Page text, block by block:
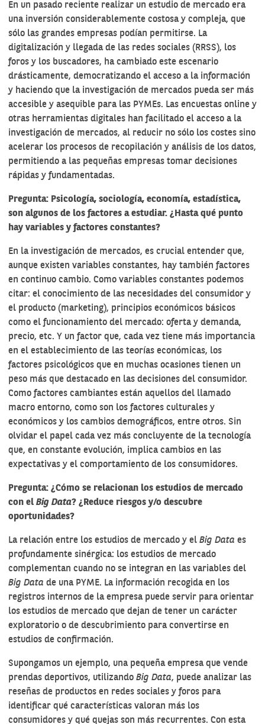
En un pasado reciente realizar un estudio de mercado era
una inversión considerablemente costosa y compleja, que
sólo las grandes empresas podían permitirse. La
digitalización y llegada de las redes sociales (RRSS), los
foros y los buscadores, ha cambiado este escenario
drásticamente, democratizando el acceso a la información
y haciendo que la investigación de mercados pueda ser más
accesible y asequible para las PYMEs. Las encuestas online y
otras herramientas digitales han facilitado el acceso a la
investigación de mercados, al reducir no sólo los costes sino
acelerar los procesos de recopilación y análisis de los datos,
permitiendo a las pequeñas empresas tomar decisiones
rápidas y fundamentadas.
Pregunta: Psicología, sociología, economía, estadística,
son algunos de los factores a estudiar. ¿Hasta qué punto
hay variables y factores constantes?
En la investigación de mercados, es crucial entender que,
aunque existen variables constantes, hay también factores
en continuo cambio. Como variables constantes podemos
citar: el conocimiento de las necesidades del consumidor y
el producto (marketing), principios económicos básicos
como el funcionamiento del mercado: oferta y demanda,
precio, etc. Y un factor que, cada vez tiene más importancia
en el establecimiento de las teorías económicas, los
factores psicológicos que en muchas ocasiones tienen un
peso más que destacado en las decisiones del consumidor.
Como factores cambiantes están aquellos del llamado
macro entorno, como son los factores culturales y
económicos y los cambios demográficos, entre otros. Sin
olvidar el papel cada vez más concluyente de la tecnología
que, en constante evolución, implica cambios en las
expectativas y el comportamiento de los consumidores.
Pregunta: ¿Cómo se relacionan los estudios de mercado
con el Big Data? ¿Reduce riesgos y/o descubre
oportunidades?
La relación entre los estudios de mercado y el Big Data es
profundamente sinérgica: los estudios de mercado
complementan cuando no se integran en las variables del
Big Data de una PYME. La información recogida en los
registros internos de la empresa puede servir para orientar
los estudios de mercado que dejan de tener un carácter
exploratorio o de descubrimiento para convertirse en
estudios de confirmación.
Supongamos un ejemplo, una pequeña empresa que vende
prendas deportivos, utilizando Big Data, puede analizar las
reseñas de productos en redes sociales y foros para
identificar qué características valoran más los
consumidores y qué quejas son más recurrentes. Con esta